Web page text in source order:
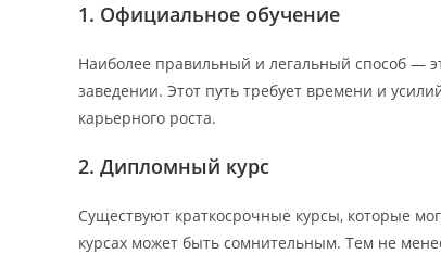
1. Официальное обучение
Наиболее правильный и легальный способ —
заведении. Этот путь требует времени и
карьерного роста.
2. Дипломный курс
Существуют краткосрочные курсы, которые
курсах может быть сомнительным. Тем не